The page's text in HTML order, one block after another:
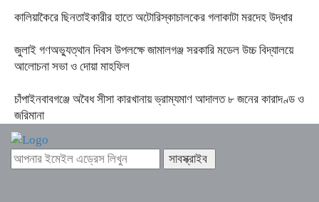
কালিয়াকৈরে ছিনতাইকারীর হাতে অটোরিস্কাচালকের গলাকাটা মরদেহ উদ্ধার
জুলাই গণঅভ্যুত্থান দিবস উপলক্ষে জামালগঞ্জ সরকারি মডেল উচ্চ বিদ্যালয়ে
আলোচনা সভা ও দোয়া মাহফিল
চাঁপাইনবাবগঞ্জে অবৈধ সীসা কারখানায় ভ্রাম্যমাণ আদালত ৮ জনের কারাদণ্ড ও
জরিমানা